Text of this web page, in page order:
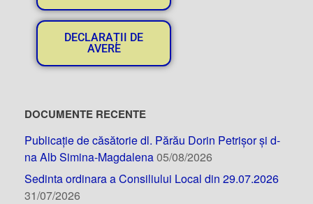
DECLARAȚII DE
AVERE
DOCUMENTE RECENTE
Publicație de căsătorie dl. Părău Dorin Petrișor și d-
na Alb Simina-Magdalena05/08/2026
Sedinta ordinara a Consiliului Local din 29.07.2026
31/07/2026